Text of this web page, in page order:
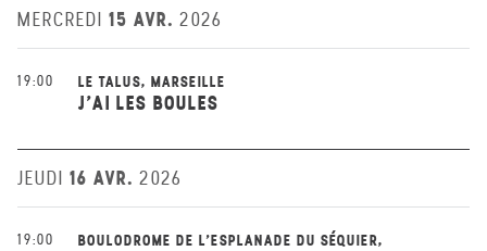
MERCREDI 15 AVR. 2026
19:00 LE TALUS, MARSEILLE
J'AI LES BOULES
JEUDI 16 AVR. 2026
19:00
BOULODROME DE L'ESPLANADE DU SÉQUIER,